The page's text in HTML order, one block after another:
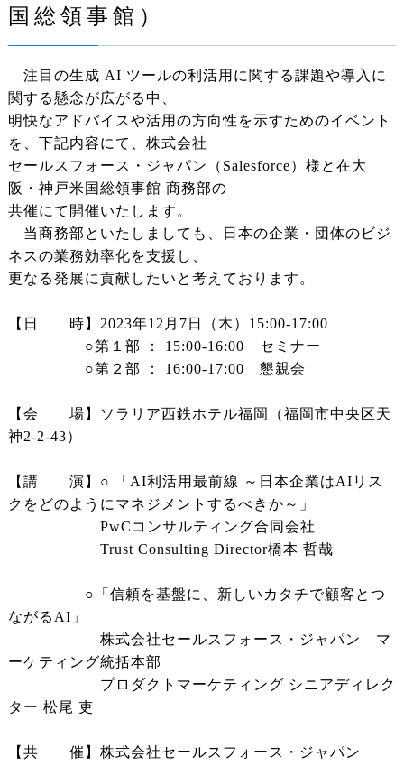
国総領事館）
注目の生成 AI ツールの利活用に関する課題や導入に
関する懸念が広がる中、
明快なアドバイスや活用の方向性を示すためのイベント
を、下記内容にて、株式会社
セールスフォース・ジャパン（Salesforce）様と在大
阪・神戸米国総領事館 商務部の
共催にて開催いたします。
当商務部といたしましても、日本の企業・団体のビジ
ネスの業務効率化を支援し、
更なる発展に貢献したいと考えております。
【日 時】2023年12月7日（木）15:00-17:00
○第１部 ： 15:00-16:00 セミナー
○第２部 ： 16:00-17:00 懇親会
【会 場】ソラリア西鉄ホテル福岡（福岡市中央区天
神2-2-43）
【講 演】○ 「AI利活用最前線 ～日本企業はAIリス
クをどのようにマネジメントするべきか～」
PwCコンサルティング合同会社
Trust Consulting Director橋本 哲哉
○「信頼を基盤に、新しいカタチで顧客とつ
ながるAI」
株式会社セールスフォース・ジャパン マ
ーケティング統括本部
プロダクトマーケティング シニアディレク
ター 松尾 吏
【共 催】株式会社セールスフォース・ジャパン